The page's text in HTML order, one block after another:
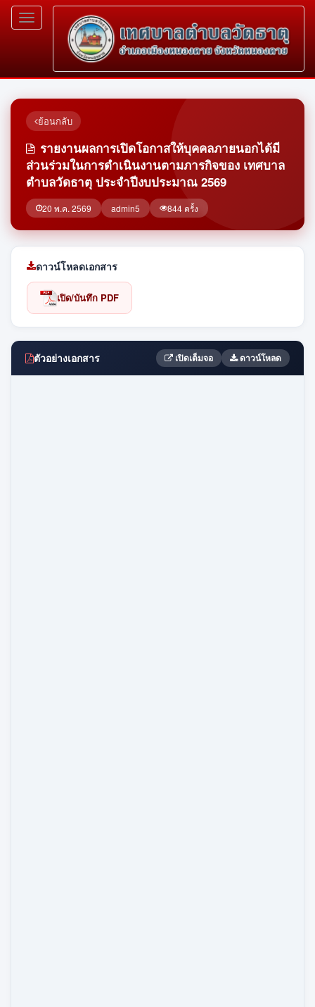
Toggle
navigation
ย้อนกลับ
รายงานผลการเปิดโอกาสให้บุคคลภายนอกได้มี
ส่วนร่วมในการดำเนินงานตามภารกิจของ เทศบาล
ตำบลวัดธาตุ ประจำปีงบประมาณ 2569
20 พ.ค. 2569 admin5 844 ครั้ง
ดาวน์โหลดเอกสาร
เปิด/บันทึก PDF
ตัวอย่างเอกสาร เปิดเต็มจอ ดาวน์โหลด